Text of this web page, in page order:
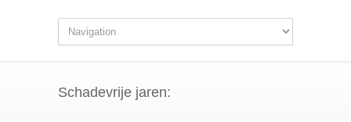
Schadevrije jaren: